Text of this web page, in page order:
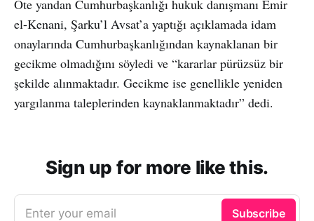
Öte yandan Cumhurbaşkanlığı hukuk danışmanı Emir
el-Kenani, Şarku’l Avsat’a yaptığı açıklamada idam
onaylarında Cumhurbaşkanlığından kaynaklanan bir
gecikme olmadığını söyledi ve “kararlar pürüzsüz bir
şekilde alınmaktadır. Gecikme ise genellikle yeniden
yargılanma taleplerinden kaynaklanmaktadır” dedi.
Sign up for more like this.
Enter your email Subscribe